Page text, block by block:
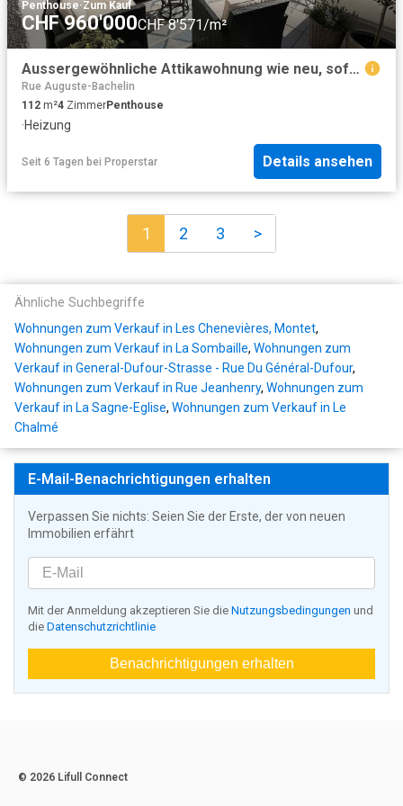
Penthouse·Zum Kauf
CHF 960'000CHF 8'571/m²
Aussergewöhnliche Attikawohnung wie neu, sofort verfügbar oder nach Vereinbarung
Rue Auguste-Bachelin
112 m²4 ZimmerPenthouse
·Heizung
Seit 6 Tagen bei Properstar Details ansehen
1 2 3 >
Ähnliche Suchbegriffe
Wohnungen zum Verkauf in Les Chenevières, Montet,
Wohnungen zum Verkauf in La Sombaille, Wohnungen zum
Verkauf in General-Dufour-Strasse - Rue Du Général-Dufour,
Wohnungen zum Verkauf in Rue Jeanhenry, Wohnungen zum
Verkauf in La Sagne-Eglise, Wohnungen zum Verkauf in Le
Chalmé
E-Mail-Benachrichtigungen erhalten
Verpassen Sie nichts: Seien Sie der Erste, der von neuen
Immobilien erfährt
Mit der Anmeldung akzeptieren Sie die Nutzungsbedingungen und
die Datenschutzrichtlinie
Benachrichtigungen erhalten
© 2026 Lifull Connect